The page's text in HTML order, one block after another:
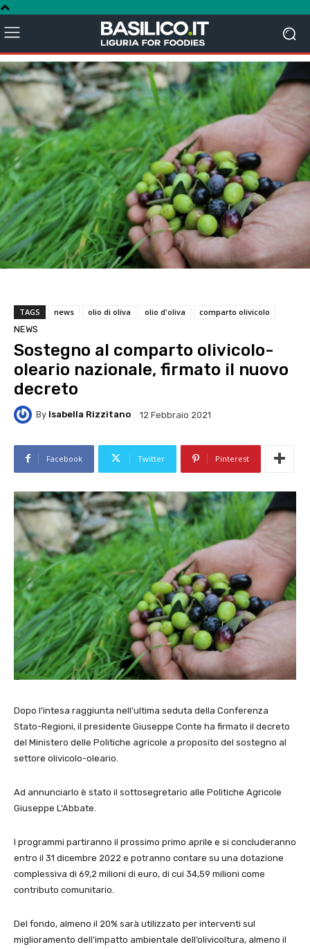
TAGS news olio di oliva olio d'oliva
comparto olivicolo
NEWS
Sostegno al comparto olivicolo-
oleario nazionale, firmato il nuovo
decreto
By Isabella Rizzitano 12 Febbraio 2021
Facebook Twitter Pinterest
Dopo l’intesa raggiunta nell’ultima seduta della Conferenza
Stato-Regioni, il presidente Giuseppe Conte ha firmato il decreto
del Ministero delle Politiche agricole a proposito del sostegno al
settore olivicolo-oleario.
Ad annunciarlo è stato il sottosegretario alle Politiche Agricole
Giuseppe L’Abbate.
I programmi partiranno il prossimo primo aprile e si concluderanno
entro il 31 dicembre 2022 e potranno contare su una dotazione
complessiva di 69,2 milioni di euro, di cui 34,59 milioni come
contributo comunitario.
Del fondo, almeno il 20% sarà utilizzato per interventi sul
miglioramento dell’impatto ambientale dell’olivicoltura, almeno il